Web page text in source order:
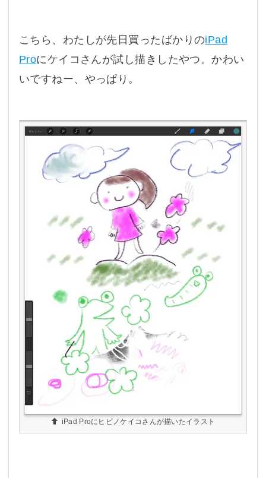
こちら、わたしが先日買ったばかりのiPad
Proにケイコさんが試し描きしたやつ。かわい
いですねー、やっぱり。
iPad Proにヒビノケイコさんが描いたイラスト